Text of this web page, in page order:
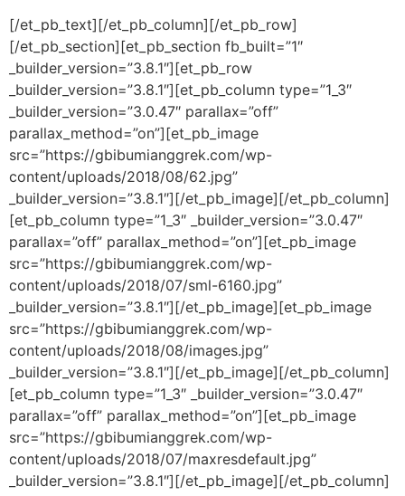
[/et_pb_text][/et_pb_column][/et_pb_row]
[/et_pb_section][et_pb_section fb_built=”1″
_builder_version=”3.8.1″][et_pb_row
_builder_version=”3.8.1″][et_pb_column type=”1_3″
_builder_version=”3.0.47″ parallax=”off”
parallax_method=”on”][et_pb_image
src=”https://gbibumianggrek.com/wp-
content/uploads/2018/08/62.jpg”
_builder_version=”3.8.1″][/et_pb_image][/et_pb_column]
[et_pb_column type=”1_3″ _builder_version=”3.0.47″
parallax=”off” parallax_method=”on”][et_pb_image
src=”https://gbibumianggrek.com/wp-
content/uploads/2018/07/sml-6160.jpg”
_builder_version=”3.8.1″][/et_pb_image][et_pb_image
src=”https://gbibumianggrek.com/wp-
content/uploads/2018/08/images.jpg”
_builder_version=”3.8.1″][/et_pb_image][/et_pb_column]
[et_pb_column type=”1_3″ _builder_version=”3.0.47″
parallax=”off” parallax_method=”on”][et_pb_image
src=”https://gbibumianggrek.com/wp-
content/uploads/2018/07/maxresdefault.jpg”
_builder_version=”3.8.1″][/et_pb_image][/et_pb_column]